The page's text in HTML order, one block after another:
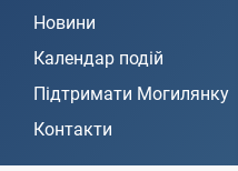
Новини
Календар подій
Підтримати Могилянку
Контакти